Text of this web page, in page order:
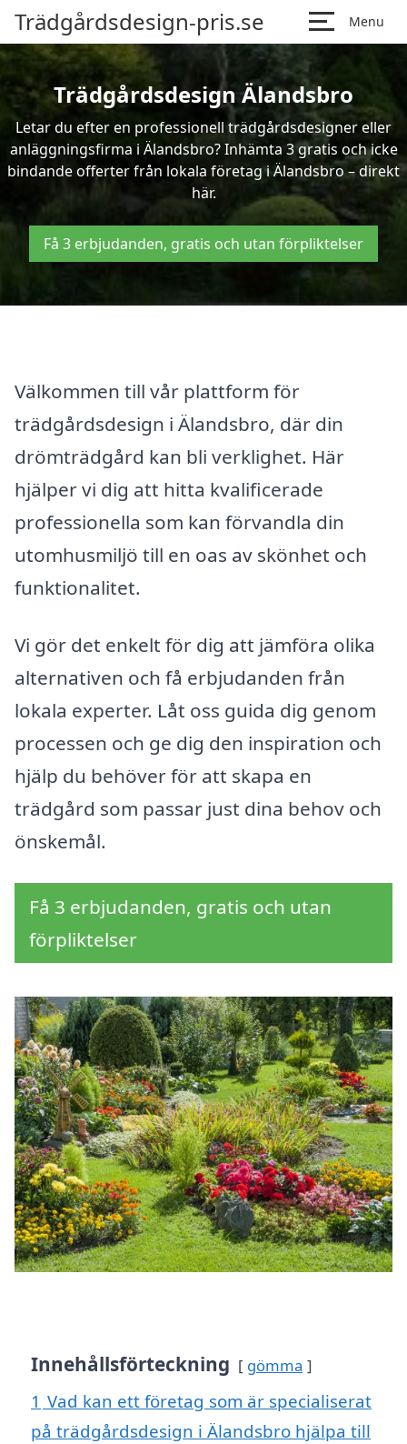
Trädgårdsdesign-pris.se Menu
Trädgårdsdesign Älandsbro
Letar du efter en professionell trädgårdsdesigner eller
anläggningsfirma i Älandsbro? Inhämta 3 gratis och icke
bindande offerter från lokala företag i Älandsbro – direkt
här.
Få 3 erbjudanden, gratis och utan förpliktelser
Välkommen till vår plattform för
trädgårdsdesign i Älandsbro, där din
drömträdgård kan bli verklighet. Här
hjälper vi dig att hitta kvalificerade
professionella som kan förvandla din
utomhusmiljö till en oas av skönhet och
funktionalitet.
Vi gör det enkelt för dig att jämföra olika
alternativen och få erbjudanden från
lokala experter. Låt oss guida dig genom
processen och ge dig den inspiration och
hjälp du behöver för att skapa en
trädgård som passar just dina behov och
önskemål.
Få 3 erbjudanden, gratis och utan
förpliktelser
Innehållsförteckning gömma
1 Vad kan ett företag som är specialiserat
på trädgårdsdesign i Älandsbro hjälpa till